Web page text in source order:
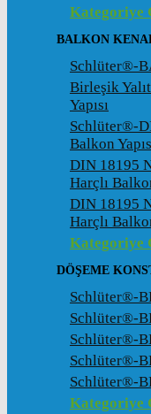
Kategoriye
BALKON
Schlüter®-
Birleşik
Yapısı
Schlüter®-
Balkon
DIN 18195
Harçlı
DIN 18195
Harçlı
Kategoriye
DÖŞEME
Schlüter®-
Schlüter®-
Schlüter®-
Schlüter®-
Schlüter®-
Kategoriye